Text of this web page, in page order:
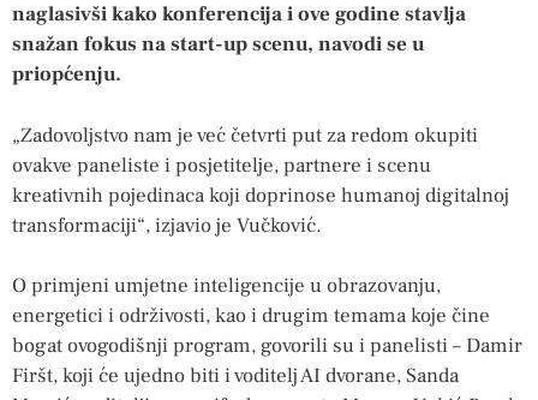
naglasivši kako konferencija i ove godine stavlja
snažan fokus na start-up scenu, navodi se u
priopćenju.
„Zadovoljstvo nam je već četvrti put za redom okupiti
ovakve paneliste i posjetitelje, partnere i scenu
kreativnih pojedinaca koji doprinose humanoj digitalnoj
transformaciji“, izjavio je Vučković.
O primjeni umjetne inteligencije u obrazovanju,
energetici i održivosti, kao i drugim temama koje čine
bogat ovogodišnji program, govorili su i panelisti – Damir
Firšt, koji će ujedno biti i voditelj AI dvorane, Sanda